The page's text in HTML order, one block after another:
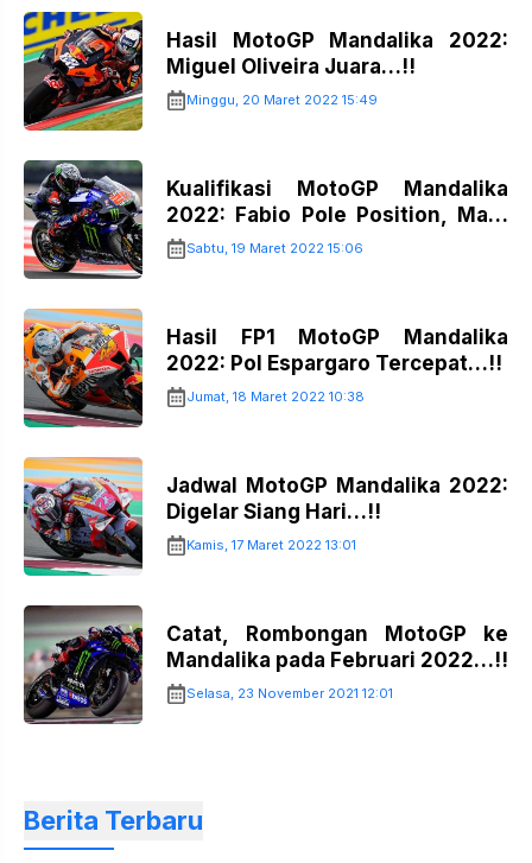
Hasil MotoGP Mandalika 2022:
Miguel Oliveira Juara…!!
Minggu, 20 Maret 2022 15:49
Kualifikasi MotoGP Mandalika
2022: Fabio Pole Position, Marc
Crash…!!
Sabtu, 19 Maret 2022 15:06
Hasil FP1 MotoGP Mandalika
2022: Pol Espargaro Tercepat…!!
Jumat, 18 Maret 2022 10:38
Jadwal MotoGP Mandalika 2022:
Digelar Siang Hari…!!
Kamis, 17 Maret 2022 13:01
Catat, Rombongan MotoGP ke
Mandalika pada Februari 2022…!!
Selasa, 23 November 2021 12:01
Berita Terbaru